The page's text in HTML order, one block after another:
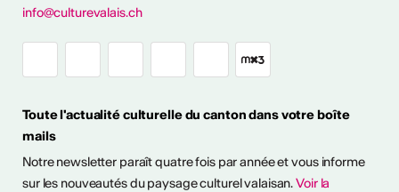
info@culturevalais.ch
Toute l'actualité culturelle du canton dans votre boîte
mails
Notre newsletter paraît quatre fois par année et vous informe
sur les nouveautés du paysage culturel valaisan.Voir la